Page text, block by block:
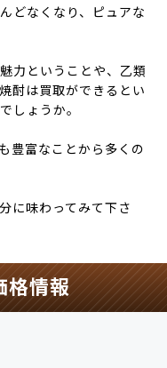
どなくなり、ピュアな
力ということや、乙類
酎は買取ができるとい
しょうか。
豊富なことから多くの
に味わってみて下さ
格情報